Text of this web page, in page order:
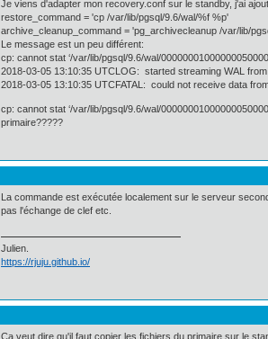
Je viens d'adapter mon recovery.conf sur le standby, j'ai
restore_command = 'cp /var/lib/pgsql/9.6/wal/%f %p'
archive_cleanup_command = 'pg_archivecleanup /var/lib/
Le message est un peu différent:
cp: cannot stat ‘/var/lib/pgsql/9.6/wal/
2018-03-05 13:10:35 UTCLOG: started streaming WAL
2018-03-05 13:10:35 UTCFATAL: could not receive data
cp: cannot stat ‘/var/lib/pgsql/9.6/wal/
primaire?????
La commande est exécutée localement sur le serveur
pas l'échange de clef etc.
Julien.
https://rjuju.github.io/
Ca veut dire qu'il faut copier les fichiers du primaire sur le